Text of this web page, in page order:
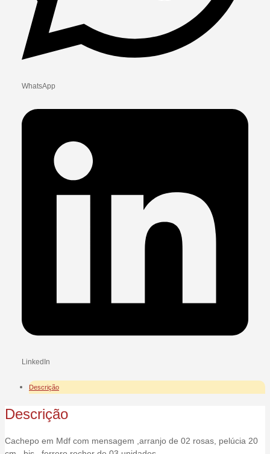
WhatsApp
LinkedIn
Descrição
Descrição
Cachepo em Mdf com mensagem ,arranjo de 02 rosas, pelúcia 20